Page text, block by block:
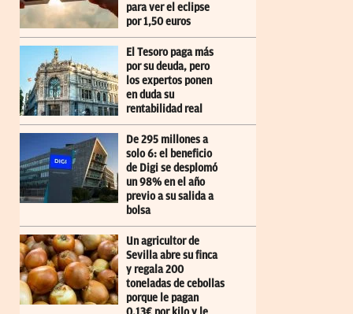
para ver el eclipse
por 1,50 euros
El Tesoro paga más
por su deuda, pero
los expertos ponen
en duda su
rentabilidad real
De 295 millones a
solo 6: el beneficio
de Digi se desplomó
un 98% en el año
previo a su salida a
bolsa
Un agricultor de
Sevilla abre su finca
y regala 200
toneladas de cebollas
porque le pagan